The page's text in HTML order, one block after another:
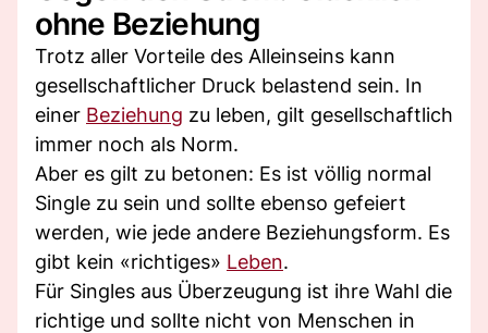
ohne Beziehung
Trotz aller Vorteile des Alleinseins kann
gesellschaftlicher Druck belastend sein. In
einer Beziehung zu leben, gilt gesellschaftlich
immer noch als Norm.
Aber es gilt zu betonen: Es ist völlig normal
Single zu sein und sollte ebenso gefeiert
werden, wie jede andere Beziehungsform. Es
gibt kein «richtiges» Leben.
Für Singles aus Überzeugung ist ihre Wahl die
richtige und sollte nicht von Menschen in